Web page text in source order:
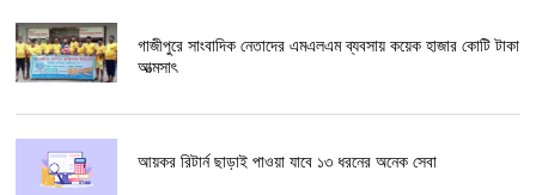
গাজীপুরে সাংবাদিক নেতাদের এমএলএম ব্যবসায় কয়েক হাজার কোটি টাকা
আত্মসাৎ
আয়কর রিটার্ন ছাড়াই পাওয়া যাবে ১৩ ধরনের অনেক সেবা